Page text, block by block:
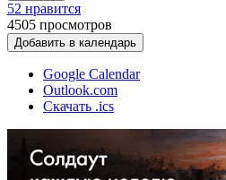
52 нравится
4505 просмотров
Добавить в календарь
Google Calendar
Outlook.com
Скачать .ics